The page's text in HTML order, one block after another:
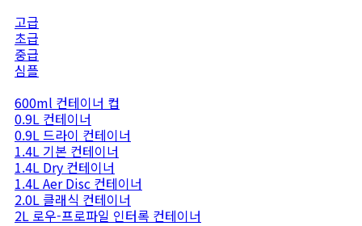
반죽
빵 & 도우
케이크 및 베이킹
쿠키
드레싱 & 소스
향신료
뷰티
고급
초급
중급
심플
600ml 컨테이너 컵
0.9L 컨테이너
0.9L 드라이 컨테이너
1.4L 기본 컨테이너
1.4L Dry 컨테이너
1.4L Aer Disc 컨테이너
2.0L 클래식 컨테이너
2L 로우-프로파일 인터록 컨테이너